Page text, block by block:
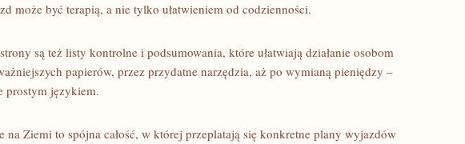
może być terapią, a nie tylko ułatwieniem od codzienności.
są też listy kontrolne i podsumowania, które ułatwiają działanie osobom
papierów, przez przydatne narzędzia, aż po wymianą pieniędzy –
prostym językiem.
na Ziemi to spójna całość, w której przeplatają się konkretne plany wyjazdów